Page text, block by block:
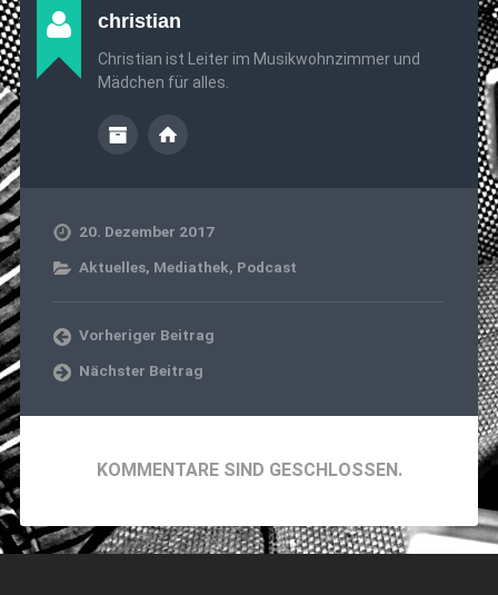
christian
Christian ist Leiter im Musikwohnzimmer und
Mädchen für alles.
20. Dezember 2017
Aktuelles, Mediathek, Podcast
Vorheriger Beitrag
Nächster Beitrag
KOMMENTARE SIND GESCHLOSSEN.